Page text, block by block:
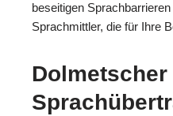
beseitigen
Sprachmittler, die für Ihre